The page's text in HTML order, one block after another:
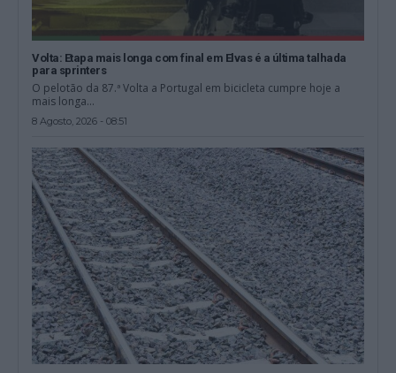
Volta: Etapa mais longa com final em Elvas é a última talhada
para sprinters
O pelotão da 87.ª Volta a Portugal em bicicleta cumpre hoje a
mais longa...
8 Agosto, 2026 - 08:51